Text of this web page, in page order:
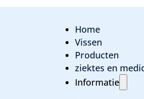
Home
Vissen
Producten
ziektes en
Informatie
Poecilia